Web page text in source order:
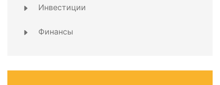
Инвестиции
Финансы